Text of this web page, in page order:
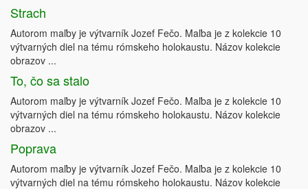
Strach
Autorom maľby je výtvarník Jozef Fečo. Maľba je z kolekcie 10
výtvarných diel na tému rómskeho holokaustu. Názov kolekcie
obrazov ...
To, čo sa stalo
Autorom maľby je výtvarník Jozef Fečo. Maľba je z kolekcie 10
výtvarných diel na tému rómskeho holokaustu. Názov kolekcie
obrazov ...
Poprava
Autorom maľby je výtvarník Jozef Fečo. Maľba je z kolekcie 10
výtvarných diel na tému rómskeho holokaustu. Názov kolekcie